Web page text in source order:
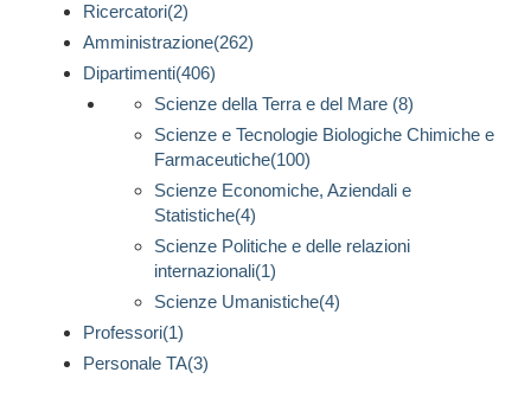
Ricercatori(2)
Amministrazione(262)
Dipartimenti(406)
Scienze della Terra e del Mare (8)
Scienze e Tecnologie Biologiche Chimiche e
Farmaceutiche(100)
Scienze Economiche, Aziendali e
Statistiche(4)
Scienze Politiche e delle relazioni
internazionali(1)
Scienze Umanistiche(4)
Professori(1)
Personale TA(3)